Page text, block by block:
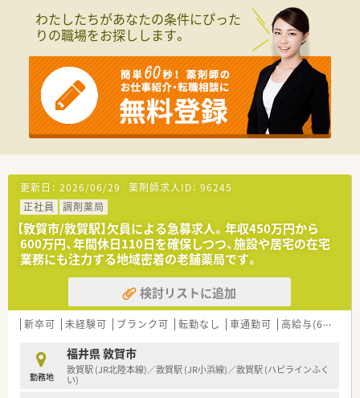
■創業80年を迎える地域密着型の老舗薬局であり、気さくな代
表のもとアットホームな雰囲気で運営されています。
■地域への貢献を最優先に考えており、採算を度外視して無菌調
剤室やドライブスルーを開局するほどの情熱があります。
■一般医薬品や健康食品から介護用品まで幅広く取り扱ってお
り、未病への取り組みを深く学べる環境が整っています。
【職場環境と雰囲気】
■代表自らが現場に入ってスタッフと共に働いており、意見や提
案を言いやすい風通しの良い職場環境が自慢です。
■管理栄養士や登録販売者などの多職種が在籍しているため、専
■店舗の2階には専用の研修室が設けられており、スタッフが自
発的に学び合う前向きで明るい雰囲気が漂っています。
わたしたちがあなたの条件にぴった
りの職場をお探しします。
更新日： 2026/06/29 薬剤師求人ID： 96245
正社員
調剤薬局
【敦賀市/敦賀駅】欠員による急募求人。年収450万円から
600万円、年間休日110日を確保しつつ、施設や居宅の在宅
業務にも注力する地域密着の老舗薬局です。
検討リストに追加
新卒可 未経験可 ブランク可 転勤なし 車通勤可 高給与(600万円以上)
勤務地
福井県 敦賀市
敦賀駅 (JR北陸本線)／敦賀駅 (JR小浜線)／敦賀駅 (ハピラインふく
い)